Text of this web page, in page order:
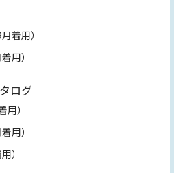
着用）
用）
ログ
）
用）
）